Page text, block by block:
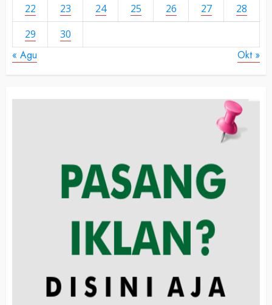
22
23 24 25 26 27
28
29
30
« Agu Okt »